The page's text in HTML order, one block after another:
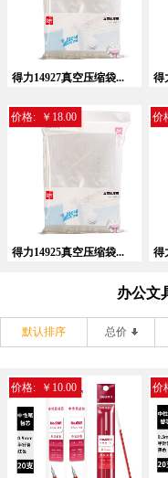
得力14927真空压缩袋... 得
得力14925真空压缩袋...
价格: ￥18.00
得
价
办公文
默认排序 总价
价格: ￥10.00 价